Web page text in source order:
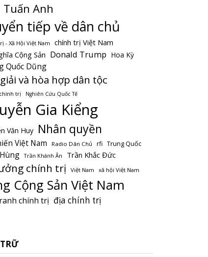
Tuấn Anh
tiếp về dân chủ
- Xã Hội Việt Nam chính trị Việt Nam
Cộng Sản Donald Trump Hoa Kỳ
Quốc Dũng
và hòa hợp dân tộc
trị Nghiên Cứu Quốc Tế
Gia Kiểng
Văn Huy Nhân quyền
Việt Nam Radio Dân Chủ rfi Trung Quốc
Trần Khánh Ân Trần Khắc Đức
chính trị Việt Nam xã hội Việt Nam
Cộng Sản Việt Nam
chính trị địa chính trị